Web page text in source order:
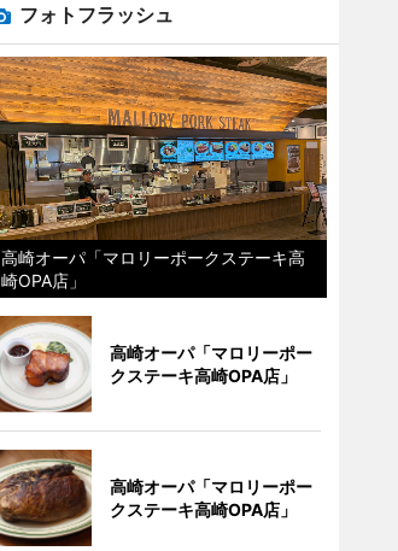
フォトフラッシュ
高崎オーパ「マロリーポークステーキ高
崎OPA店」
高崎オーパ「マロリーポー
クステーキ高崎OPA店」
高崎オーパ「マロリーポー
クステーキ高崎OPA店」